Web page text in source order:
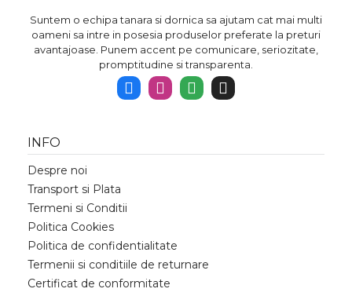
Suntem o echipa tanara si dornica sa ajutam cat mai multi
oameni sa intre in posesia produselor preferate la preturi
avantajoase. Punem accent pe comunicare, seriozitate,
promptitudine si transparenta.
INFO
Despre noi
Transport si Plata
Termeni si Conditii
Politica Cookies
Politica de confidentialitate
Termenii si conditiile de returnare
Certificat de conformitate